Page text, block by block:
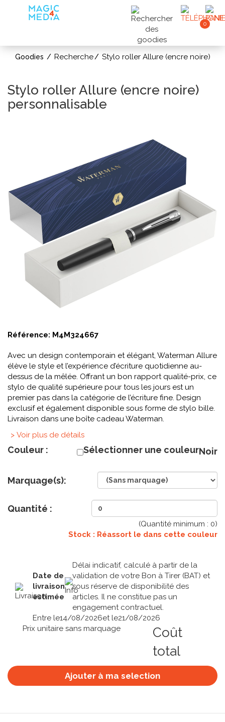
0
Goodies Recherche Stylo roller Allure (encre noire)
Stylo roller Allure (encre noire)
personnalisable
Référence: M4M324667
Avec un design contemporain et élégant, Waterman Allure
élève le style et l’expérience d’écriture quotidienne au-
dessus de la mêlée. Offrant un bon rapport qualité-prix, ce
stylo de qualité supérieure pour tous les jours est un
premier pas dans la catégorie de l’écriture fine. Design
exclusif et également disponible sous forme de stylo bille.
Livraison dans une boîte cadeau Waterman.
> Voir plus de détails
Couleur : Sélectionner une couleurNoir
Marquage(s):
Quantité :
(Quantité minimum : 0)
Stock : Réassort le dans cette couleur
Date de
livraison
estimée
Délai indicatif, calculé à partir de la
validation de votre Bon à Tirer (BAT) et
sous réserve de disponibilité des
articles. Il ne constitue pas un
engagement contractuel.
Entre le14/08/2026et le21/08/2026
Prix unitaire sans marquage
Coût
total
Ajouter à ma selection